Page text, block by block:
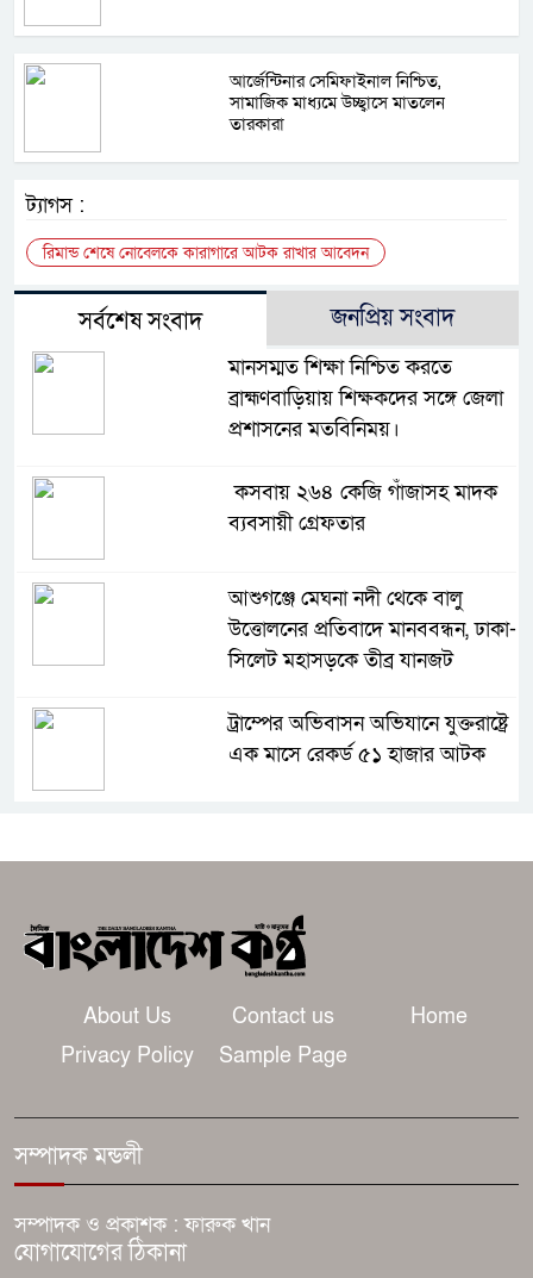
আর্জেন্টিনার সেমিফাইনাল নিশ্চিত,
সামাজিক মাধ্যমে উচ্ছ্বাসে মাতলেন
তারকারা
ট্যাগস :
রিমান্ড শেষে নোবেলকে কারাগারে আটক রাখার আবেদন
সর্বশেষ সংবাদ জনপ্রিয় সংবাদ
মানসম্মত শিক্ষা নিশ্চিত করতে
ব্রাহ্মণবাড়িয়ায় শিক্ষকদের সঙ্গে জেলা
প্রশাসনের মতবিনিময়।
কসবায় ২৬৪ কেজি গাঁজাসহ মাদক
ব্যবসায়ী গ্রেফতার
আশুগঞ্জে মেঘনা নদী থেকে বালু
উত্তোলনের প্রতিবাদে মানববন্ধন, ঢাকা-
সিলেট মহাসড়কে তীব্র যানজট
ট্রাম্পের অভিবাসন অভিযানে যুক্তরাষ্ট্রে
এক মাসে রেকর্ড ৫১ হাজার আটক
মাদেইরায় জোর গুঞ্জন
রাসেল ক্রোর সঙ্গে প্রথমবার জুটি
বাঁধছেন প্রিয়াঙ্কা চোপড়া
জ্বালানি-বিদ্যুৎ খাত অস্থিতিশীল করতে
চক্র সক্রিয়: প্রধানমন্ত্রী
অধিদপ্তরের উদ্যোগে জুলাই
গণঅভ্যুত্থান দিবস পালিত
About Us Contact us
Home
Privacy Policy
Sample Page
সম্পাদক মন্ডলী
সম্পাদক ও প্রকাশক : ফারুক খান
যোগাযোগের ঠিকানা